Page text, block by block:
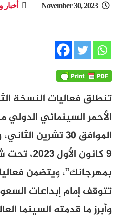
November 30, 2023 أخبار
تنطلق فعاليات النسخة
الأحمر السينمائي
الموافق 30 تشرين
9 كانون
بمهرجانك”، ويتضمن
تتوقف إمام إبداعات
وأبرز ما قدمته السينما